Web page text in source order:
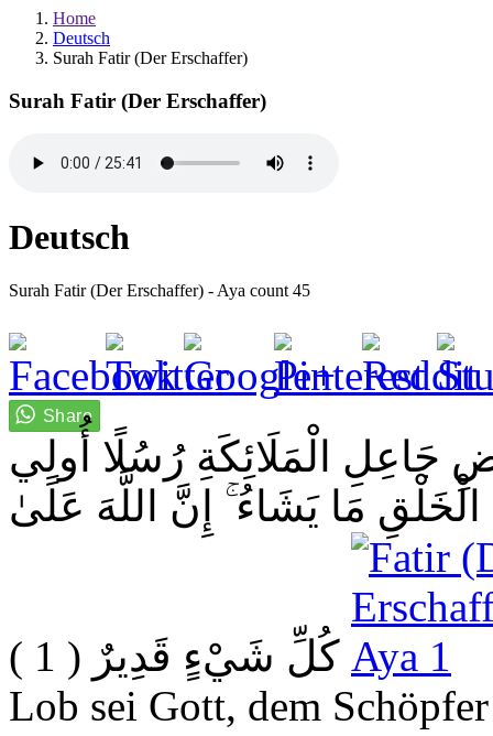
Home
Deutsch
Surah Fatir (Der Erschaffer)
Surah Fatir (Der Erschaffer)
Deutsch
Surah Fatir (Der Erschaffer) - Aya count 45
جَاعِلِ الْمَلَائِكَةِ رُسُلًا أُولِي
مَا يَشَاءُ ۚ إِنَّ اللَّهَ عَلَىٰ
كُلِّ شَيْءٍ قَدِيرٌ ( 1 )
Lob sei Gott, dem